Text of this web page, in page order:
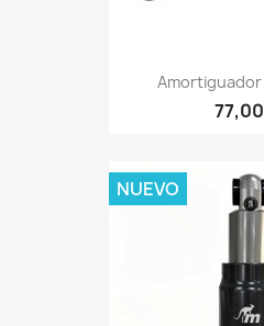
Amortiguador
NUEVO